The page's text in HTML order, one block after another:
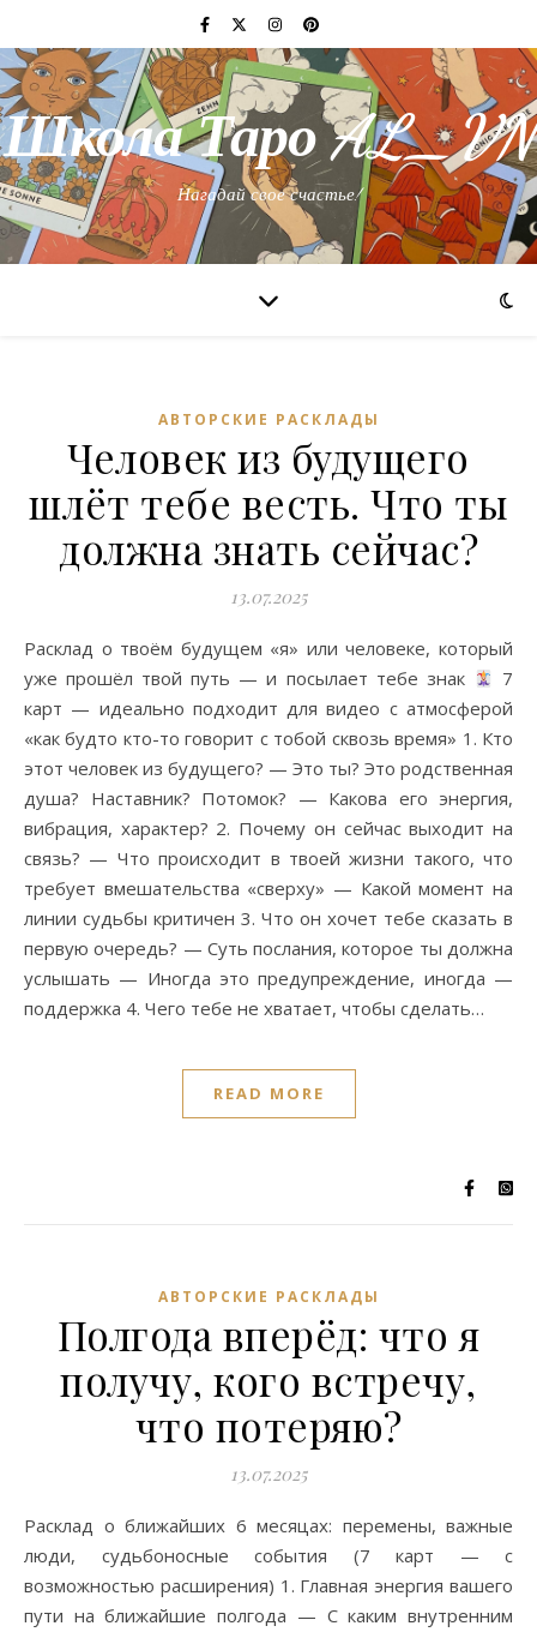
Школа Таро AL_VN
Нагадай свое счастье!
АВТОРСКИЕ РАСКЛАДЫ
Человек из будущего
шлёт тебе весть. Что ты
должна знать сейчас?
13.07.2025
Расклад о твоём будущем «я» или человеке, который
уже прошёл твой путь — и посылает тебе знак
7
карт — идеально подходит для видео с атмосферой
«как будто кто-то говорит с тобой сквозь время» 1. Кто
этот человек из будущего? — Это ты? Это родственная
душа? Наставник? Потомок? — Какова его энергия,
вибрация, характер? 2. Почему он сейчас выходит на
связь? — Что происходит в твоей жизни такого, что
требует вмешательства «сверху» — Какой момент на
линии судьбы критичен 3. Что он хочет тебе сказать в
первую очередь? — Суть послания, которое ты должна
услышать — Иногда это предупреждение, иногда —
поддержка 4. Чего тебе не хватает, чтобы сделать…
READ MORE
АВТОРСКИЕ РАСКЛАДЫ
Полгода вперёд: что я
получу, кого встречу,
что потеряю?
13.07.2025
Расклад о ближайших 6 месяцах: перемены, важные
люди, судьбоносные события (7 карт — с
возможностью расширения) 1. Главная энергия вашего
пути на ближайшие полгода — С каким внутренним